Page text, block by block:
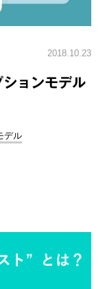
2018.10.23
ョンモデル
デル